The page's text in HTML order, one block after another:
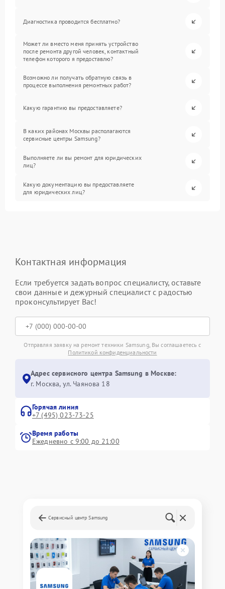
Диагностика проводится бесплатно?
Может ли вместо меня принять устройство
после ремонта другой человек, контактный
телефон которого я предоставлю?
Возможно ли получать обратную связь в
процессе выполнения ремонтных работ?
Какую гарантию вы предоставляете?
В каких районах Москвы располагаются
сервисные центры Samsung?
Выполняете ли вы ремонт для юридических
лиц?
Какую документацию вы предоставляете
для юридических лиц?
Контактная информация
Если требуется задать вопрос специалисту, оставьте
свои данные и дежурный специалист с радостью
проконсультирует Вас!
Отправляя заявку на ремонт техники Samsung, Вы соглашаетесь с
Политикой конфиденциальности
Адрес сервисного центра Samsung в Москве:
г. Москва, ул. Чаянова 18
Горячая линия
+7 (495) 023-73-25
Время работы
Ежедневно с 9:00 до 21:00
Сервисный центр Samsung